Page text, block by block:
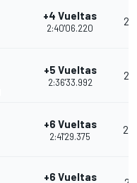
+4 Vueltas
2:40'06.220
22
+5 Vueltas
2:36'33.992
25
+6 Vueltas
2:41'29.375
24
+6 Vueltas